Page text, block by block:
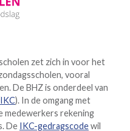
zet zich in voor het
vooral
De BHZ is onderdeel van
IKC). In de omgang met
medewerkers rekening
De IKC-gedragscodewil